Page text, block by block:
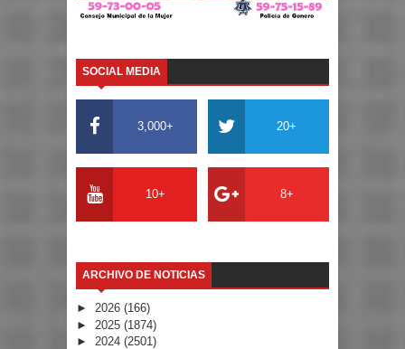
SOCIAL MEDIA
3,000+ 20+
10+ 8+
ARCHIVO DE NOTICIAS
► 2026 (166)
► 2025 (1874)
► 2024 (2501)